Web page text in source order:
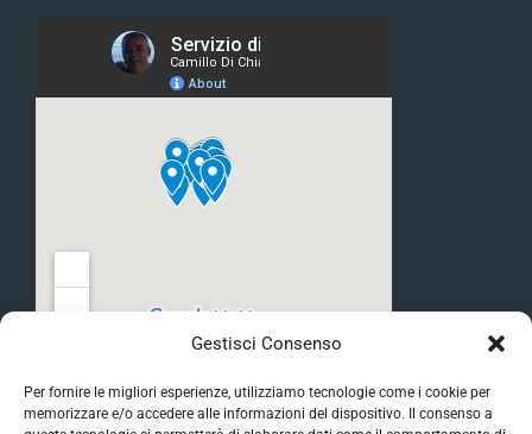
Gestisci Consenso
Per fornire le migliori esperienze, utilizziamo tecnologie come i cookie per
memorizzare e/o accedere alle informazioni del dispositivo. Il consenso a